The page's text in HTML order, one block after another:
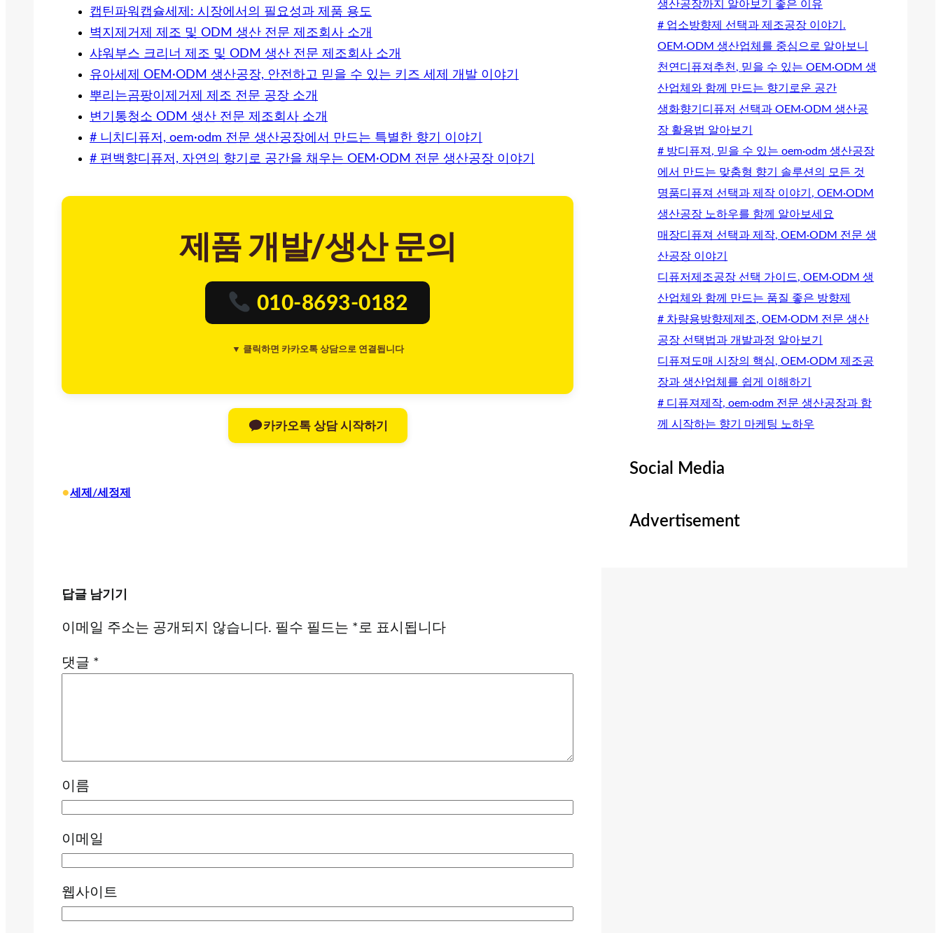
캡틴파워캡슐세제: 시장에서의 필요성과 제품 용도
벽지제거제 제조 및 ODM 생산 전문 제조회사 소개
샤워부스 크리너 제조 및 ODM 생산 전문 제조회사 소개
유아세제 OEM·ODM 생산공장, 안전하고 믿을 수 있는 키즈 세제 개발 이야기
뿌리는곰팡이제거제 제조 전문 공장 소개
변기통청소 ODM 생산 전문 제조회사 소개
# 니치디퓨저, oem·odm 전문 생산공장에서 만드는 특별한 향기 이야기
# 편백향디퓨저, 자연의 향기로 공간을 채우는 OEM·ODM 전문 생산공장 이야기
제품 개발/생산 문의
010-8693-0182
▼ 클릭하면 카카오톡 상담으로 연결됩니다
카카오톡 상담 시작하기
•세제/세정제
답글 남기기
이메일 주소는 공개되지 않습니다. 필수 필드는 *로 표시됩니다
댓글 *
이름
이메일
웹사이트
생산공장까지 알아보기 좋은 이유
# 업소방향제 선택과 제조공장 이야기.
OEM·ODM 생산업체를 중심으로 알아보니
천연디퓨져추천, 믿을 수 있는 OEM·ODM 생
산업체와 함께 만드는 향기로운 공간
생화향기디퓨저 선택과 OEM·ODM 생산공
장 활용법 알아보기
# 방디퓨져, 믿을 수 있는 oem·odm 생산공장
에서 만드는 맞춤형 향기 솔루션의 모든 것
명품디퓨져 선택과 제작 이야기, OEM·ODM
생산공장 노하우를 함께 알아보세요
매장디퓨져 선택과 제작, OEM·ODM 전문 생
산공장 이야기
디퓨저제조공장 선택 가이드, OEM·ODM 생
산업체와 함께 만드는 품질 좋은 방향제
# 차량용방향제제조, OEM·ODM 전문 생산
공장 선택법과 개발과정 알아보기
디퓨져도매 시장의 핵심, OEM·ODM 제조공
장과 생산업체를 쉽게 이해하기
# 디퓨져제작, oem·odm 전문 생산공장과 함
께 시작하는 향기 마케팅 노하우
Social Media
Advertisement